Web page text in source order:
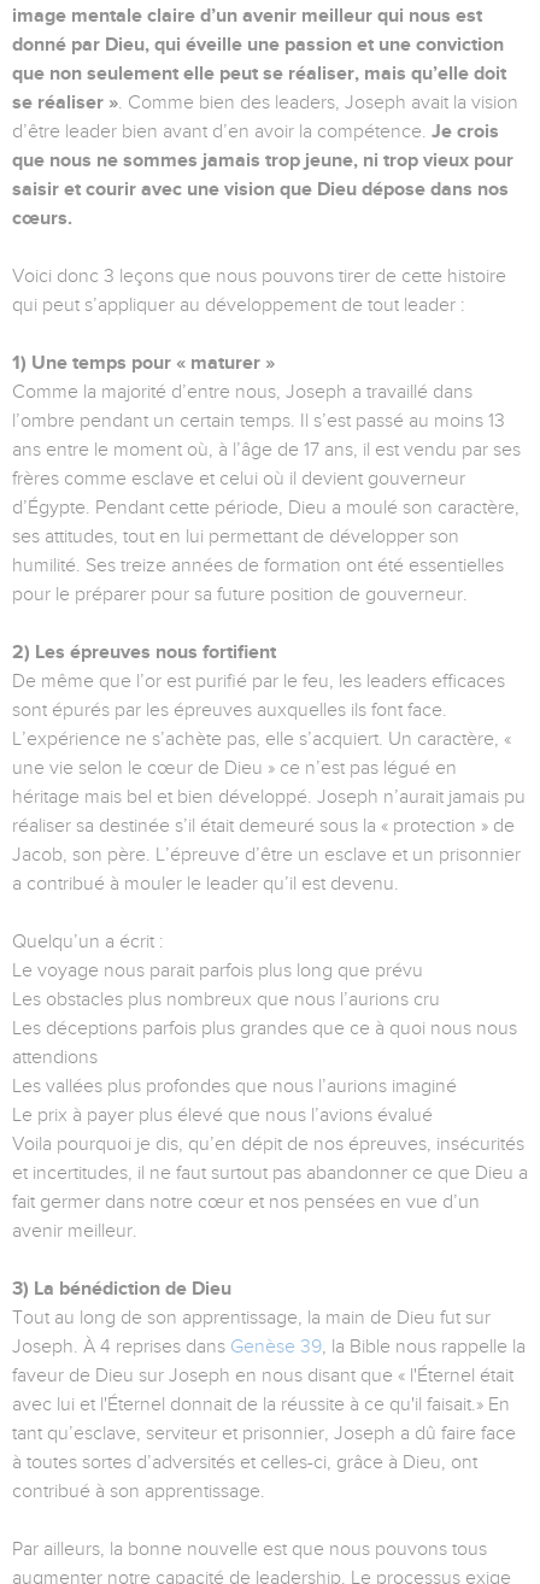
image mentale claire d’un avenir meilleur qui nous est
donné par Dieu, qui éveille une passion et une conviction
que non seulement elle peut se réaliser, mais qu’elle doit
se réaliser ». Comme bien des leaders, Joseph avait la vision
d’être leader bien avant d’en avoir la compétence. Je crois
que nous ne sommes jamais trop jeune, ni trop vieux pour
saisir et courir avec une vision que Dieu dépose dans nos
cœurs.
Voici donc 3 leçons que nous pouvons tirer de cette histoire
qui peut s’appliquer au développement de tout leader :
1) Une temps pour « maturer »
Comme la majorité d’entre nous, Joseph a travaillé dans
l’ombre pendant un certain temps. Il s’est passé au moins 13
ans entre le moment où, à l’âge de 17 ans, il est vendu par ses
frères comme esclave et celui où il devient gouverneur
d’Égypte. Pendant cette période, Dieu a moulé son caractère,
ses attitudes, tout en lui permettant de développer son
humilité. Ses treize années de formation ont été essentielles
pour le préparer pour sa future position de gouverneur.
2) Les épreuves nous fortifient
De même que l’or est purifié par le feu, les leaders efficaces
sont épurés par les épreuves auxquelles ils font face.
L’expérience ne s’achète pas, elle s’acquiert. Un caractère, «
une vie selon le cœur de Dieu » ce n’est pas légué en
héritage mais bel et bien développé. Joseph n’aurait jamais pu
réaliser sa destinée s’il était demeuré sous la « protection » de
Jacob, son père. L’épreuve d’être un esclave et un prisonnier
a contribué à mouler le leader qu’il est devenu.
Quelqu’un a écrit :
Le voyage nous parait parfois plus long que prévu
Les obstacles plus nombreux que nous l’aurions cru
Les déceptions parfois plus grandes que ce à quoi nous nous
attendions
Les vallées plus profondes que nous l’aurions imaginé
Le prix à payer plus élevé que nous l’avions évalué
Voila pourquoi je dis, qu’en dépit de nos épreuves, insécurités
et incertitudes, il ne faut surtout pas abandonner ce que Dieu a
fait germer dans notre cœur et nos pensées en vue d’un
avenir meilleur.
3) La bénédiction de Dieu
Tout au long de son apprentissage, la main de Dieu fut sur
Joseph. À 4 reprises dans Genèse 39, la Bible nous rappelle la
faveur de Dieu sur Joseph en nous disant que « l'Éternel était
avec lui et l'Éternel donnait de la réussite à ce qu'il faisait.» En
tant qu’esclave, serviteur et prisonnier, Joseph a dû faire face
à toutes sortes d’adversités et celles-ci, grâce à Dieu, ont
contribué à son apprentissage.
Par ailleurs, la bonne nouvelle est que nous pouvons tous
augmenter notre capacité de leadership. Le processus exige